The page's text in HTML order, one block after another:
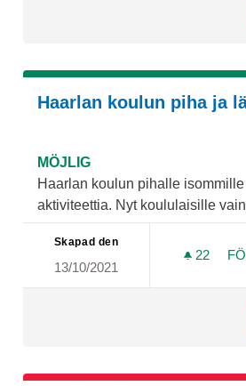
Haarlan koulun piha ja
MÖJLIG
Haarlan koulun pihalle
aktiviteettia. Nyt koululaisille
Skapad den
13/10/2021
22 22